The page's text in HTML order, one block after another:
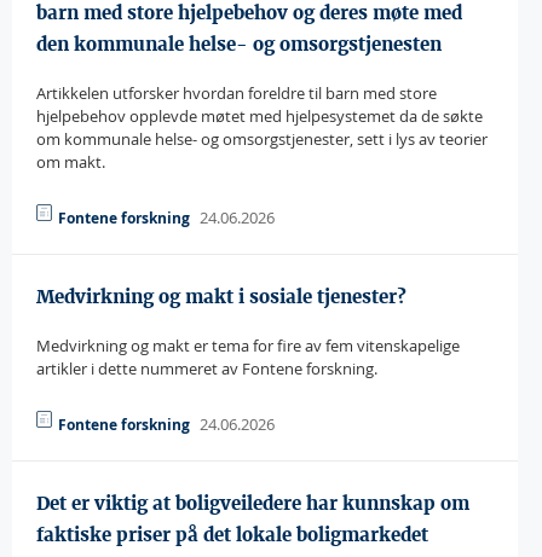
barn med store hjelpebehov og deres møte med
den kommunale helse- og omsorgstjenesten
Artikkelen utforsker hvordan foreldre til barn med store
hjelpebehov opplevde møtet med hjelpesystemet da de søkte
om kommunale helse- og omsorgstjenester, sett i lys av teorier
om makt.
Fontene forskning 24.06.2026
Medvirkning og makt i sosiale tjenester?
Medvirkning og makt er tema for fire av fem vitenskapelige
artikler i dette nummeret av Fontene forskning.
Fontene forskning 24.06.2026
Det er viktig at boligveiledere har kunnskap om
faktiske priser på det lokale boligmarkedet